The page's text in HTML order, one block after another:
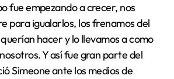
fue empezando a crecer, nos
para igualarlos, los frenamos del
hacer y lo llevamos a como
Y así fue gran parte del
Simeone ante los medios de